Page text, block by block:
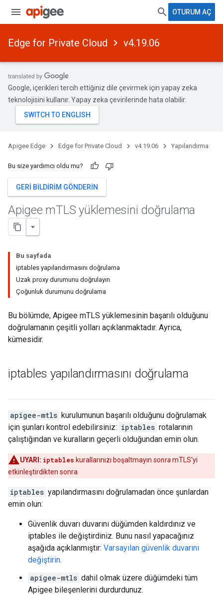
OTURUM AÇ
Edge for Private Cloud v4.19.06
Google, içerikleri tercih ettiğiniz dile çevirmek için yapay zeka
teknolojisini kullanır. Yapay zeka çevirilerinde hata olabilir.
Apigee Edge Edge for Private Cloud v4.19.06 Yapılandırma
Bu size yardımcı oldu mu?
GERI BILDIRIM GÖNDERIN
Apigee mTLS yüklemesini doğrulama
Bu sayfada
iptables yapılandırmasını doğrulama
Uzak proxy durumunu doğrulayın
Çoğunluk durumunu doğrulama
Bu bölümde, Apigee mTLS yüklemesinin başarılı olduğunu
doğrulamanın çeşitli yolları açıklanmaktadır. Ayrıca,
kümesidir.
iptables yapılandırmasını doğrulama
apigee-mtls kurulumunun başarılı olduğunu doğrulamak
için şunları kontrol edebilirsiniz: iptables rotalarının
çalıştığından ve kuralların geçerli olduğundan emin olun.
UYARI: iptables kurallarınızı boşaltmayın sonramTLS'yi
etkinleştirdikten sonra
iptables yapılandırmasını doğrulamadan önce şunlardan
emin olun:
Güvenlik duvarı duvarını düğümden kaldırdınız ve
iptables ile değiştirdiniz. Bunu nasıl yapacağınız
aşağıda açıklanmıştır: Varsayılan güvenlik duvarını
değiştirin.
apigee-mtls dahil olmak üzere düğümdeki tüm
Apigee bileşenlerini durdurdunuz.